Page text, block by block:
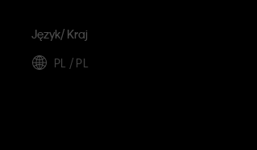
Język/ Kraj
PL / PL